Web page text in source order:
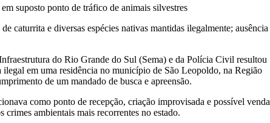
suposto ponto de tráfico de animais silvestres
caturrita e diversas espécies nativas mantidas ilegalmente; ausência
do Rio Grande do Sul (Sema) e da Polícia Civil resultou
ilegal em uma residência no município de São Leopoldo, na Região
de um mandado de busca e apreensão.
como ponto de recepção, criação improvisada e possível venda
ambientais mais recorrentes no estado.